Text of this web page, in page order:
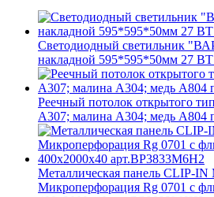
Светодиодный светильник
накладной 595*595*50мм 27
Реечный потолок открытого
А307; малина А304; медь А804
Металлическая панель CLIP-IN
Микроперфорация Rg 0701 с